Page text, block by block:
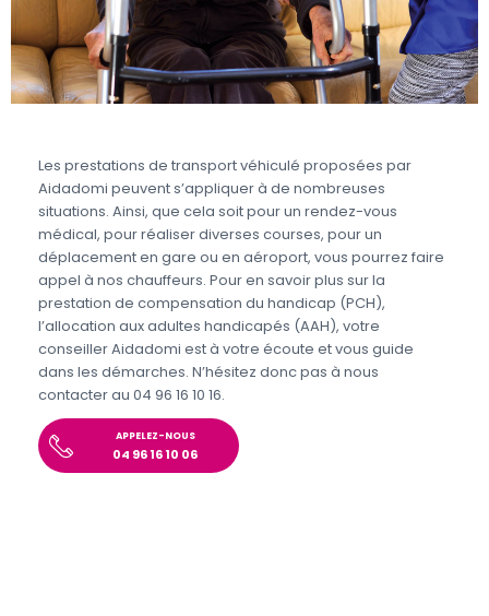
Les prestations de transport véhiculé proposées par
Aidadomi peuvent s’appliquer à de nombreuses
situations. Ainsi, que cela soit pour un rendez-vous
médical, pour réaliser diverses courses, pour un
déplacement en gare ou en aéroport, vous pourrez faire
appel à nos chauffeurs. Pour en savoir plus sur la
prestation de compensation du handicap (PCH),
l’allocation aux adultes handicapés (AAH), votre
conseiller Aidadomi est à votre écoute et vous guide
dans les démarches. N’hésitez donc pas à nous
contacter au 04 96 16 10 16.
APPELEZ-NOUS
04 96 16 10 06